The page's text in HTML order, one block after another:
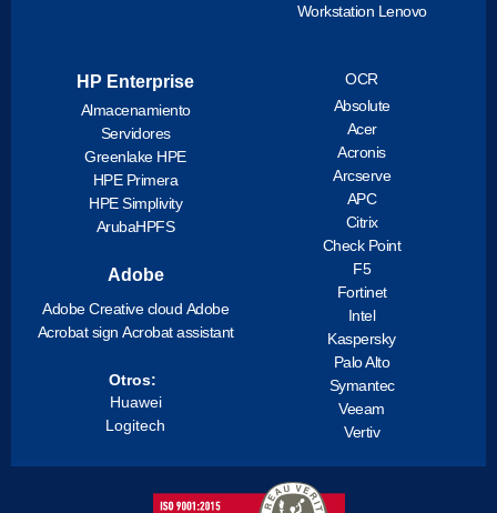
Workstation Lenovo
HP Enterprise
Almacenamiento
Servidores
Greenlake HPE
HPE Primera
HPE Simplivity
ArubaHPFS
Adobe
Adobe Creative cloud Adobe
Acrobat sign Acrobat assistant
Otros:
Huawei
Logitech
OCR
Absolute
Acer
Acronis
Arcserve
APC
Citrix
Check Point
F5
Fortinet
Intel
Kaspersky
Palo Alto
Symantec
Veeam
Vertiv